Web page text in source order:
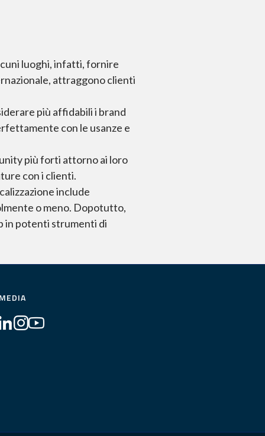
luoghi, infatti, fornire
attraggono clienti
più affidabili i brand
con le usanze e
più forti attorno ai loro
con i clienti.
include
o meno. Dopotutto,
in potenti strumenti di